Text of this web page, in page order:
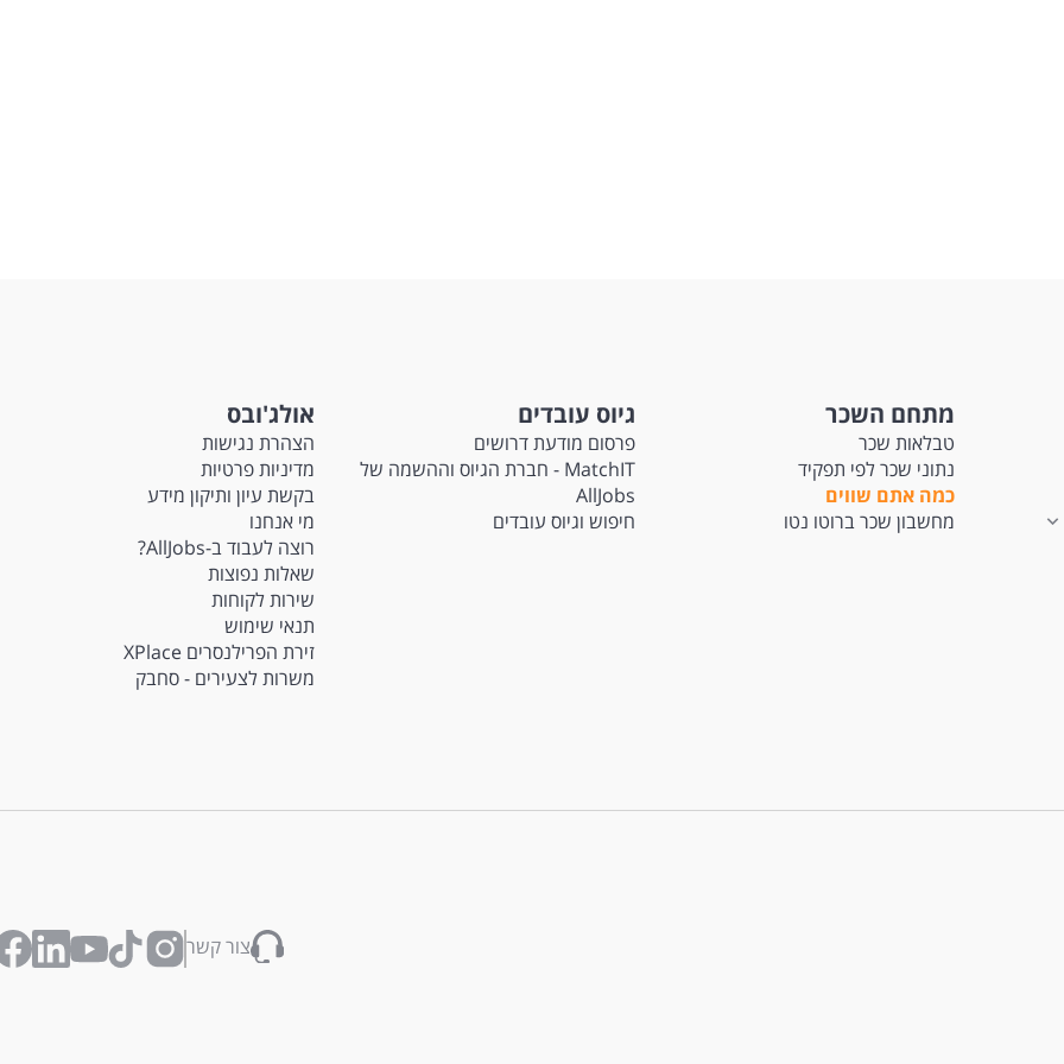
מתחם השכר
טבלאות שכר
נתוני שכר לפי תפקיד
כמה אתם שווים
מחשבון שכר ברוטו נטו
גיוס עובדים
פרסום מודעת דרושים
MatchIT - חברת הגיוס וההשמה של
AllJobs
חיפוש וגיוס עובדים
אולג'ובס
הצהרת נגישות
מדיניות פרטיות
בקשת עיון ותיקון מידע
מי אנחנו
רוצה לעבוד ב-AllJobs?
שאלות נפוצות
שירות לקוחות
תנאי שימוש
זירת הפרילנסרים XPlace
משרות לצעירים - סחבק
צור קשר